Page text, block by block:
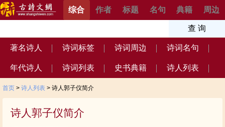
周边
典籍
名句
标题
作者
综合
著名诗人 诗词标签 诗词周边 诗词名句
年代诗人 诗词列表 史书典籍 诗人列表
首页 > 诗人列表 > 诗人郭子仪简介
诗人郭子仪简介